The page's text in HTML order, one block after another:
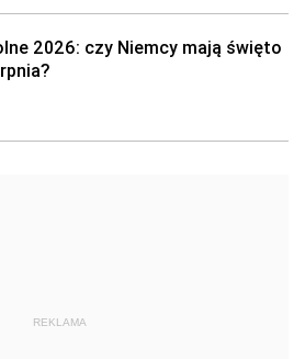
2026: czy Niemcy mają święto
REKLAMA